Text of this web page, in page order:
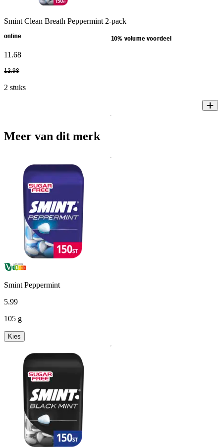
Smint Clean Breath Peppermint 2-pack
online 10% volume voordeel
11 .68
12.98
2 stuks
Meer van dit merk
Smint Peppermint
5.99
105 g
Kies